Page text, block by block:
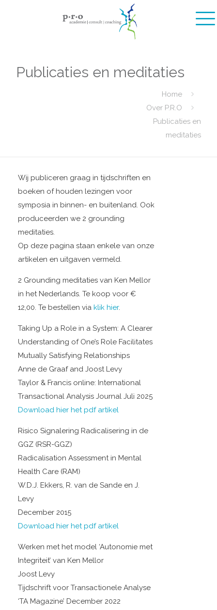
Publicaties en meditaties
Home
Over P.R.O
Publicaties en
meditaties
Wij publiceren graag in tijdschriften en
boeken of houden lezingen voor
symposia in binnen- en buitenland. Ook
produceerden we 2 grounding
meditaties.
Op deze pagina staan enkele van onze
artikelen en uitgaven vermeld.
2 Grounding meditaties van Ken Mellor
in het Nederlands. Te koop voor €
12,00. Te bestellen via klik hier.
Taking Up a Role in a System: A Clearer
Understanding of One’s Role Facilitates
Mutually Satisfying Relationships
Anne de Graaf and Joost Levy
Taylor & Francis online: International
Transactional Analysis Journal Juli 2025
Download hier het pdf artikel
Risico Signalering Radicalisering in de
GGZ (RSR-GGZ)
Radicalisation Assessment in Mental
Health Care (RAM)
W.D.J. Ekkers, R. van de Sande en J.
Levy
December 2015
Download hier het pdf artikel
Werken met het model ‘Autonomie met
Integriteit’ van Ken Mellor
Joost Levy
Tijdschrift voor Transactionele Analyse
‘TA Magazine’ December 2022